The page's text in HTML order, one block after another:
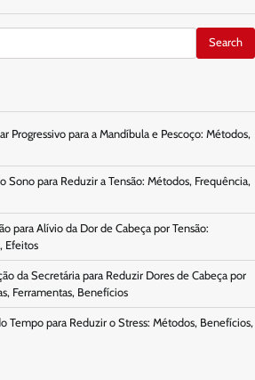
Progressivo para a Mandíbula e Pescoço: Métodos,
Sono para Reduzir a Tensão: Métodos, Frequência,
para Alívio da Dor de Cabeça por Tensão:
Efeitos
da Secretária para Reduzir Dores de Cabeça por
Ferramentas, Benefícios
Tempo para Reduzir o Stress: Métodos, Benefícios,